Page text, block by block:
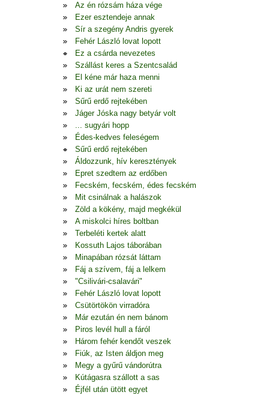
Az én rózsám háza vége
Ezer esztendeje annak
Sír a szegény Andris gyerek
Fehér László lovat lopott
Ez a csárda nevezetes
Szállást keres a Szentcsalád
El kéne már haza menni
Ki az urát nem szereti
Sűrű erdő rejtekében
Jáger Jóska nagy betyár volt
... sugyári hopp
Édes-kedves feleségem
Sűrű erdő rejtekében
Áldozzunk, hív keresztények
Epret szedtem az erdőben
Fecském, fecském, édes fecském
Mit csinálnak a halászok
Zöld a kökény, majd megkékül
A miskolci híres boltban
Terbeléti kertek alatt
Kossuth Lajos táborában
Minapában rózsát láttam
Fáj a szívem, fáj a lelkem
"Csilivári-csalavári"
Fehér László lovat lopott
Csütörtökön virradóra
Már ezután én nem bánom
Piros levél hull a fáról
Három fehér kendőt veszek
Fiúk, az Isten áldjon meg
Megy a gyűrű vándorútra
Kútágasra szállott a sas
Éjfél után ütött egyet